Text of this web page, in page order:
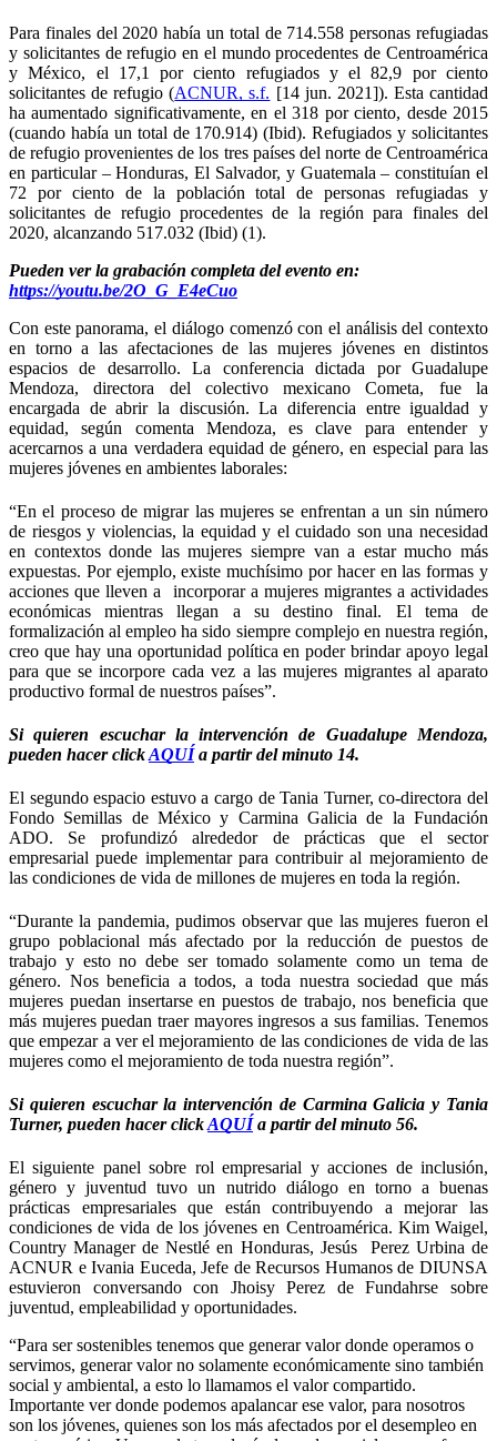
Para finales del 2020 había un total de 714.558 personas refugiadas
y solicitantes de refugio en el mundo procedentes de Centroamérica
y México, el 17,1 por ciento refugiados y el 82,9 por ciento
solicitantes de refugio (ACNUR, s.f. [14 jun. 2021]). Esta cantidad
ha aumentado significativamente, en el 318 por ciento, desde 2015
(cuando había un total de 170.914) (Ibid). Refugiados y solicitantes
de refugio provenientes de los tres países del norte de Centroamérica
en particular – Honduras, El Salvador, y Guatemala – constituían el
72 por ciento de la población total de personas refugiadas y
solicitantes de refugio procedentes de la región para finales del
2020, alcanzando 517.032 (Ibid) (1).
https://youtu.be/2O_G_E4eCuo
Con este panorama, el diálogo comenzó con el análisis del contexto
en torno a las afectaciones de las mujeres jóvenes en distintos
espacios de desarrollo. La conferencia dictada por Guadalupe
Mendoza, directora del colectivo mexicano Cometa, fue la
encargada de abrir la discusión. La diferencia entre igualdad y
equidad, según comenta Mendoza, es clave para entender y
acercarnos a una verdadera equidad de género, en especial para las
mujeres jóvenes en ambientes laborales:
“En el proceso de migrar las mujeres se enfrentan a un sin número
de riesgos y violencias, la equidad y el cuidado son una necesidad
en contextos donde las mujeres siempre van a estar mucho más
expuestas. Por ejemplo, existe muchísimo por hacer en las formas y
acciones que lleven a  incorporar a mujeres migrantes a actividades
económicas mientras llegan a su destino final. El tema de
formalización al empleo ha sido siempre complejo en nuestra región,
creo que hay una oportunidad política en poder brindar apoyo legal
para que se incorpore cada vez a las mujeres migrantes al aparato
productivo formal de nuestros países”.
Si quieren escuchar la intervención de Guadalupe Mendoza,
pueden hacer click AQUÍ a partir del minuto 14.
El segundo espacio estuvo a cargo de Tania Turner, co-directora del
Fondo Semillas de México y Carmina Galicia de la Fundación
ADO. Se profundizó alrededor de prácticas que el sector
empresarial puede implementar para contribuir al mejoramiento de
las condiciones de vida de millones de mujeres en toda la región.
“Durante la pandemia, pudimos observar que las mujeres fueron el
grupo poblacional más afectado por la reducción de puestos de
trabajo y esto no debe ser tomado solamente como un tema de
género. Nos beneficia a todos, a toda nuestra sociedad que más
mujeres puedan insertarse en puestos de trabajo, nos beneficia que
más mujeres puedan traer mayores ingresos a sus familias. Tenemos
que empezar a ver el mejoramiento de las condiciones de vida de las
mujeres como el mejoramiento de toda nuestra región”.
Si quieren escuchar la intervención de Carmina Galicia y Tania
Turner, pueden hacer click AQUÍ a partir del minuto 56.
El siguiente panel sobre rol empresarial y acciones de inclusión,
género y juventud tuvo un nutrido diálogo en torno a buenas
prácticas empresariales que están contribuyendo a mejorar las
condiciones de vida de los jóvenes en Centroamérica. Kim Waigel,
Country Manager de Nestlé en Honduras, Jesús  Perez Urbina de
ACNUR e Ivania Euceda, Jefe de Recursos Humanos de DIUNSA
estuvieron conversando con Jhoisy Perez de Fundahrse sobre
juventud, empleabilidad y oportunidades.
“Para ser sostenibles tenemos que generar valor donde operamos o
servimos, generar valor no solamente económicamente sino también
social y ambiental, a esto lo llamamos el valor compartido.
Importante ver donde podemos apalancar ese valor, para nosotros
son los jóvenes, quienes son los más afectados por el desempleo en